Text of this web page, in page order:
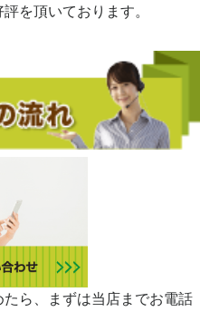
を頂いております。
ら、まずは当店までお電話